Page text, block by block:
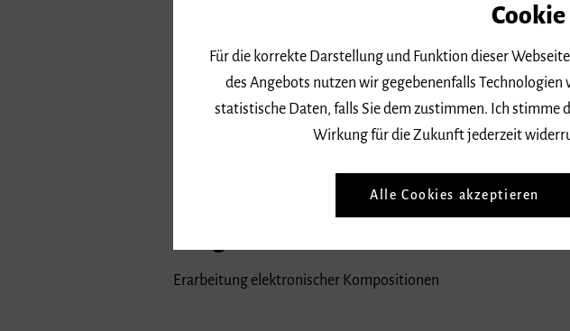
Mitwirkende
Studio für Elektronische Musik
Erarbeitung elektronischer Kompositionen
Für die korrekte Darstellung und Funktion dieser
des Angebots nutzen wir gegebenenfalls
statistische Daten, falls Sie dem zustimmen. Ich stimme
Wirkung für die Zukunft jederzeit
Alle Cookies akzeptieren